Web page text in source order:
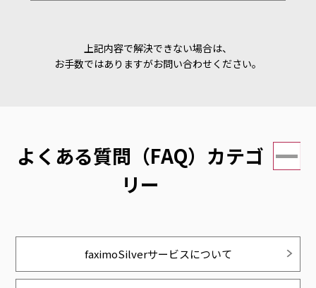
上記内容で解決できない場合は、
お手数ではありますがお問い合わせください。
よくある質問（FAQ）カテゴ
リー
faximoSilverサービスについて